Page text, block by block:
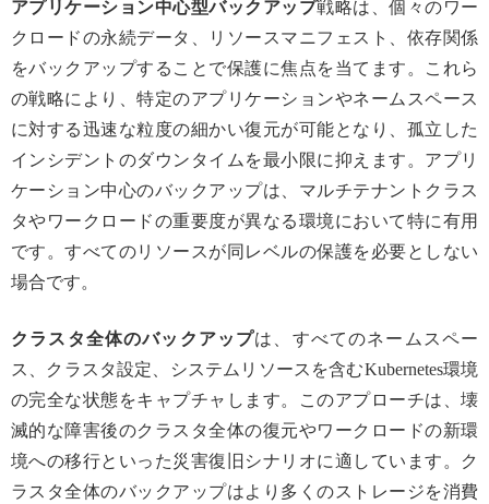
アプリケーション中心型バックアップ戦略は、個々のワー
クロードの永続データ、リソースマニフェスト、依存関係
をバックアップすることで保護に焦点を当てます。これら
の戦略により、特定のアプリケーションやネームスペース
に対する迅速な粒度の細かい復元が可能となり、孤立した
インシデントのダウンタイムを最小限に抑えます。アプリ
ケーション中心のバックアップは、マルチテナントクラス
タやワークロードの重要度が異なる環境において特に有用
です。すべてのリソースが同レベルの保護を必要としない
場合です。
クラスタ全体のバックアップは、すべてのネームスペー
ス、クラスタ設定、システムリソースを含むKubernetes環境
の完全な状態をキャプチャします。このアプローチは、壊
滅的な障害後のクラスタ全体の復元やワークロードの新環
境への移行といった災害復旧シナリオに適しています。ク
ラスタ全体のバックアップはより多くのストレージを消費